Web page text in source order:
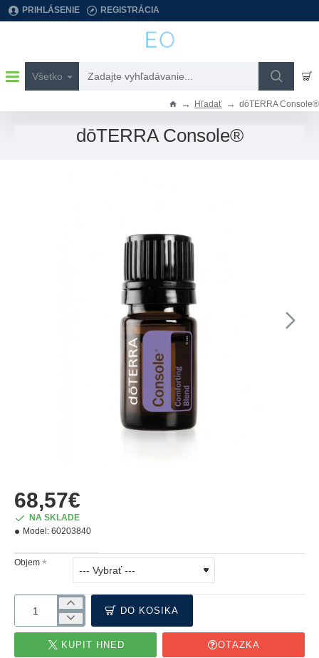
PRIHLÁSENIE REGISTRÁCIA
Všetko
Zadajte
dōTERRA Console®
h
m
Hľadať dōTERRA Console®
68,57€
NA SKLADE
Model: 60203840
Objem
DO KOŠÍKA
KÚPIŤ HNEĎ OTÁZKA